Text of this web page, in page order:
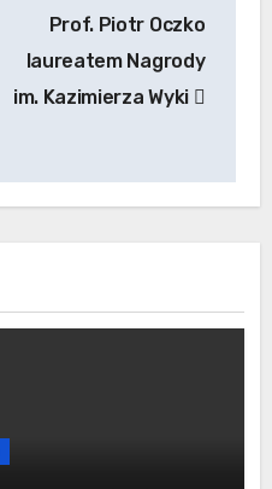
Prof. Piotr Oczko
laureatem Nagrody
im. Kazimierza Wyki